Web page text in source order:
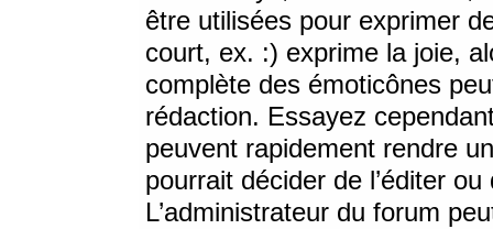
être utilisées pour exprimer
court, ex. :) exprime la joie,
complète des émoticônes
rédaction. Essayez
peuvent rapidement rendre
pourrait décider de l’éditer
L’administrateur du forum